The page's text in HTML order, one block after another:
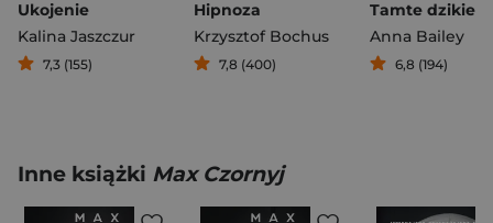
Ukojenie
Kalina Jaszczur
7,3 (155)
Hipnoza
Krzysztof Bochus
7,8 (400)
Tamte dzikie
Anna Bailey
6,8 (194)
Inne książki Max Czornyj